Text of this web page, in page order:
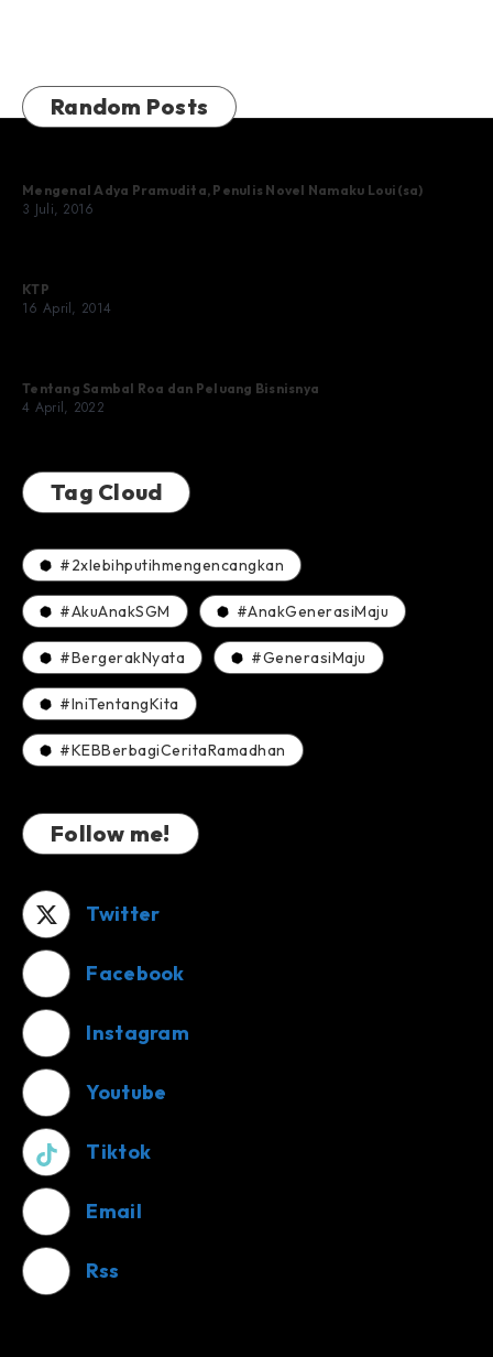
Random Posts
Mengenal Adya Pramudita, Penulis Novel Namaku Loui(sa)
3 Juli, 2016
KTP
16 April, 2014
Tentang Sambal Roa dan Peluang Bisnisnya
4 April, 2022
Tag Cloud
#2xlebihputihmengencangkan
#AkuAnakSGM #AnakGenerasiMaju
#BergerakNyata #GenerasiMaju
#IniTentangKita
#KEBBerbagiCeritaRamadhan
Follow me!
Twitter
Facebook
Instagram
Youtube
Tiktok
Email
Rss